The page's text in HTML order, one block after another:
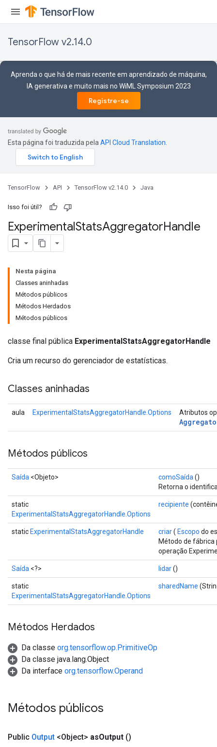
TensorFlow v2.14.0
Aprenda o que há de mais recente em aprendizado de máquina,
IA generativa e muito mais no WiML Symposium 2023
Registre-se
Esta página foi traduzida pela API Cloud Translation
TensorFlow API TensorFlow v2.14.0 Java
Isso foi útil?
ExperimentalStatsAggregatorHandle
Nesta página
Classes aninhadas
Métodos públicos
Métodos Herdados
Métodos públicos
classe final pública ExperimentalStatsAggregatorHandle
Cria um recurso do gerenciador de estatísticas.
Classes aninhadas
aula ExperimentalStatsAggregatorHandle.Options Atributos
Métodos públicos
Saída <Objeto> comoSaída ()
Retorna o
static
ExperimentalStatsAggregatorHandle.Options
recipiente
static ExperimentalStatsAggregatorHandle criar( Escopo do
Método de fábrica
operação
Saída <?> lidar()
static
ExperimentalStatsAggregatorHandle.Options
sharedName
Métodos Herdados
Da classe org.tensorflow.op.PrimitiveOp
Da classe java.lang.Object
Da interface org.tensorflow.Operand
Métodos públicos
Public Output <Object> asOutput ()